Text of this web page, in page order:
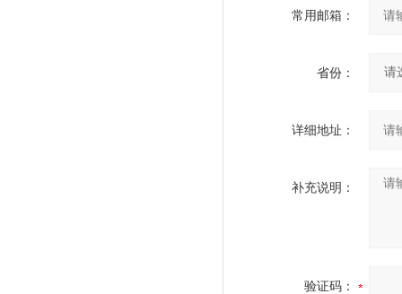
常用邮箱：
省份：
详细地址：
补充说明：
验证码：